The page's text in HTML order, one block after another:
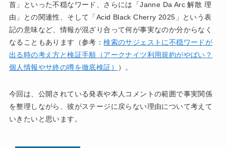
首」といった不穏なワード、さらには「Janne Da Arc 解散 理
由」との関連性、そして「Acid Black Cherry 2025」という表
記の意味など、情報が混ざり合って何が事実なのか分からなく
なることもあります（参考：検索のサジェストに不穏ワードが
出る時の考え方と検証手順（アークナイツ利用規約がやばい？
個人情報やサ終の噂を徹底検証）
）。
今回は、公開されている発表や本人コメントの範囲で事実関係
を整理しながら、彼がステージに戻らない理由について考えて
いきたいと思います。